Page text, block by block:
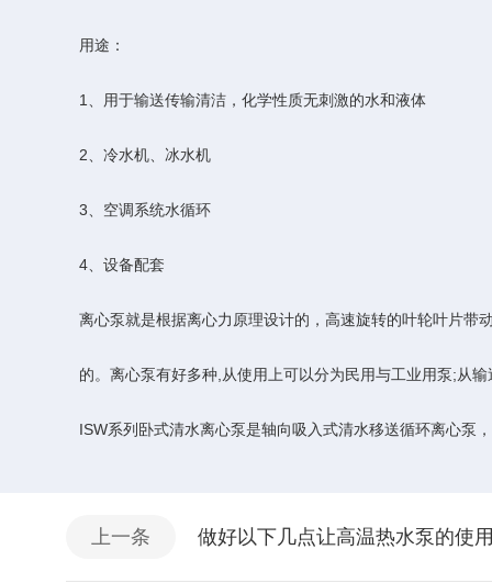
用途：
1、用于输送传输清洁，化学性质无刺激的水和液体
2、冷水机、冰水机
3、空调系统水循环
4、设备配套
离心泵就是根据离心力原理设计的，高速旋转的叶轮叶片带
的。离心泵有好多种,从使用上可以分为民用与工业用泵;从输
ISW系列卧式清水离心泵是轴向吸入式清水移送循环离心泵，
上一条 做好以下几点让高温热水泵的使